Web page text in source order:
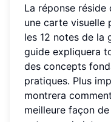
La réponse réside
une carte visuelle
les 12 notes de la
guide expliquera
des concepts
pratiques. Plus
montrera
meilleure façon